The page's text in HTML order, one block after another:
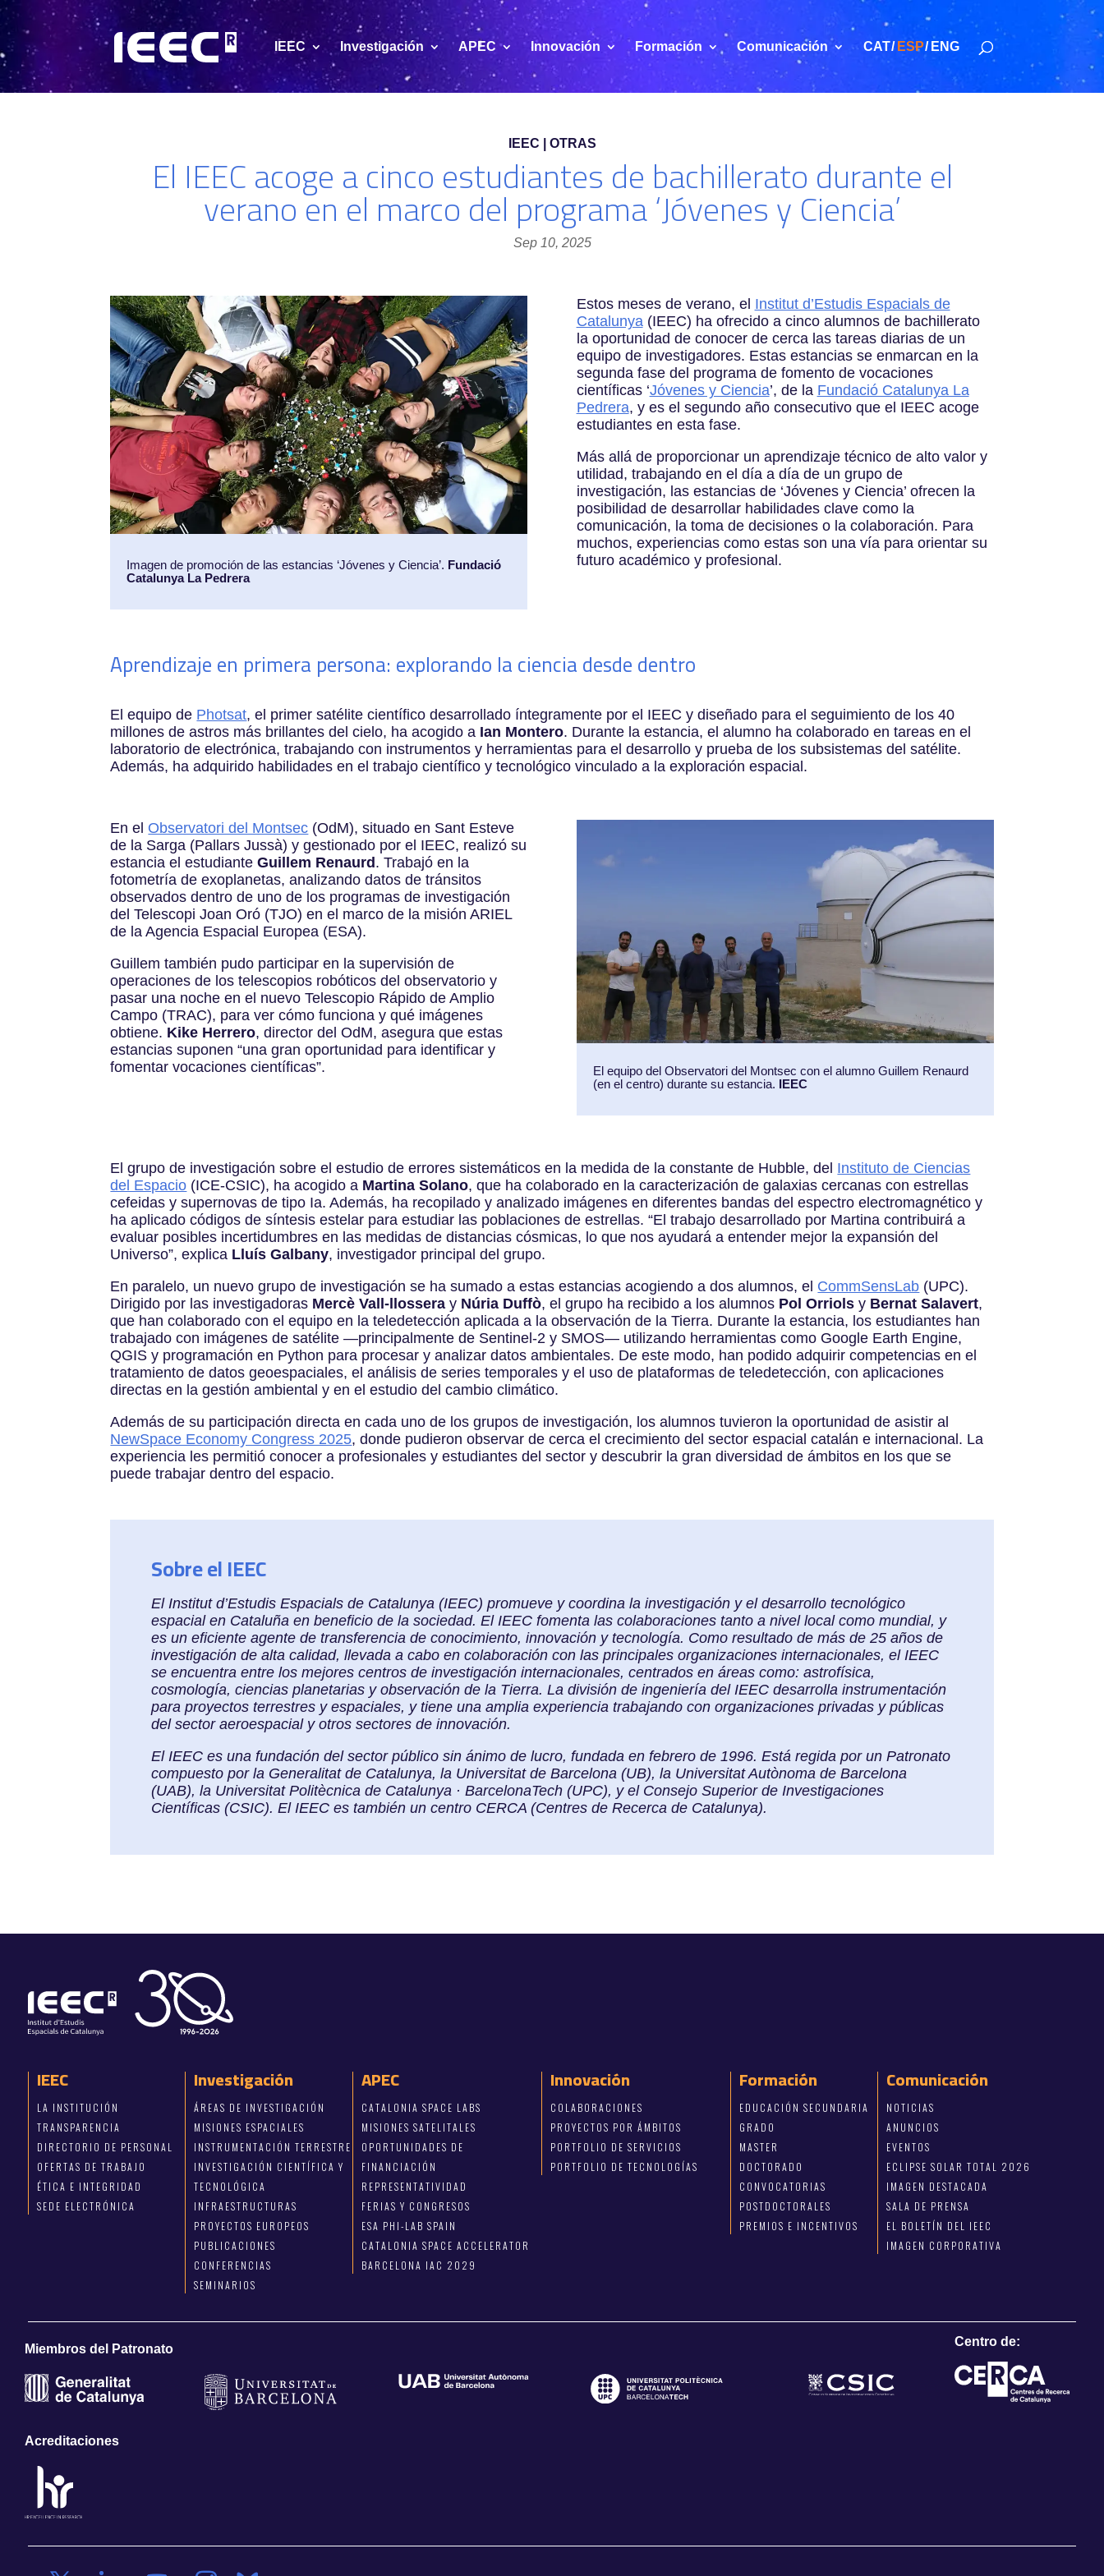
IEEC Investigación APEC Innovación Formación Comunicación CAT ESP ENG
IEEC | OTRAS
El IEEC acoge a cinco estudiantes de bachillerato durante el
verano en el marco del programa ‘Jóvenes y Ciencia’
Sep 10, 2025
Imagen de promoción de las estancias ‘Jóvenes y Ciencia’. Fundació
Catalunya La Pedrera
Estos meses de verano, el Institut d’Estudis Espacials de
Catalunya (IEEC) ha ofrecido a cinco alumnos de bachillerato
la oportunidad de conocer de cerca las tareas diarias de un
equipo de investigadores. Estas estancias se enmarcan en la
segunda fase del programa de fomento de vocaciones
científicas ‘Jóvenes y Ciencia’, de la Fundació Catalunya La
Pedrera, y es el segundo año consecutivo que el IEEC acoge
estudiantes en esta fase.
Más allá de proporcionar un aprendizaje técnico de alto valor y
utilidad, trabajando en el día a día de un grupo de
investigación, las estancias de ‘Jóvenes y Ciencia’ ofrecen la
posibilidad de desarrollar habilidades clave como la
comunicación, la toma de decisiones o la colaboración. Para
muchos, experiencias como estas son una vía para orientar su
futuro académico y profesional.
Aprendizaje en primera persona: explorando la ciencia desde dentro
El equipo de Photsat, el primer satélite científico desarrollado íntegramente por el IEEC y diseñado para el seguimiento de los 40
millones de astros más brillantes del cielo, ha acogido a Ian Montero. Durante la estancia, el alumno ha colaborado en tareas en el
laboratorio de electrónica, trabajando con instrumentos y herramientas para el desarrollo y prueba de los subsistemas del satélite.
Además, ha adquirido habilidades en el trabajo científico y tecnológico vinculado a la exploración espacial.
En el Observatori del Montsec (OdM), situado en Sant Esteve
de la Sarga (Pallars Jussà) y gestionado por el IEEC, realizó su
estancia el estudianteGuillem Renaurd. Trabajó en la
fotometría de exoplanetas, analizando datos de tránsitos
observados dentro de uno de los programas de investigación
del Telescopi Joan Oró (TJO) en el marco de la misión ARIEL
de la Agencia Espacial Europea (ESA).
Guillem también pudo participar en la supervisión de
operaciones de los telescopios robóticos del observatorio y
pasar una noche en el nuevo Telescopio Rápido de Amplio
Campo (TRAC), para ver cómo funciona y qué imágenes
obtiene. Kike Herrero, director del OdM, asegura que estas
estancias suponen “una gran oportunidad para identificar y
fomentar vocaciones científicas”.
El equipo del Observatori del Montsec con el alumno Guillem Renaurd
(en el centro) durante su estancia. IEEC
El grupo de investigación sobre el estudio de errores sistemáticos en la medida de la constante de Hubble, del Instituto de Ciencias
del Espacio (ICE-CSIC), ha acogido a Martina Solano, que ha colaborado en la caracterización de galaxias cercanas con estrellas
cefeidas y supernovas de tipo Ia. Además, ha recopilado y analizado imágenes en diferentes bandas del espectro electromagnético y
ha aplicado códigos de síntesis estelar para estudiar las poblaciones de estrellas. “El trabajo desarrollado por Martina contribuirá a
evaluar posibles incertidumbres en las medidas de distancias cósmicas, lo que nos ayudará a entender mejor la expansión del
Universo”, explica Lluís Galbany, investigador principal del grupo.
En paralelo, un nuevo grupo de investigación se ha sumado a estas estancias acogiendo a dos alumnos, el CommSensLab (UPC).
Dirigido por las investigadoras Mercè Vall-llossera y Núria Duffò, el grupo ha recibido a los alumnos Pol Orriols y Bernat Salavert,
que han colaborado con el equipo en la teledetección aplicada a la observación de la Tierra. Durante la estancia, los estudiantes han
trabajado con imágenes de satélite —principalmente de Sentinel-2 y SMOS— utilizando herramientas como Google Earth Engine,
QGIS y programación en Python para procesar y analizar datos ambientales. De este modo, han podido adquirir competencias en el
tratamiento de datos geoespaciales, el análisis de series temporales y el uso de plataformas de teledetección, con aplicaciones
directas en la gestión ambiental y en el estudio del cambio climático.
Además de su participación directa en cada uno de los grupos de investigación, los alumnos tuvieron la oportunidad de asistir al
NewSpace Economy Congress 2025, donde pudieron observar de cerca el crecimiento del sector espacial catalán e internacional. La
experiencia les permitió conocer a profesionales y estudiantes del sector y descubrir la gran diversidad de ámbitos en los que se
puede trabajar dentro del espacio.
Sobre el IEEC
El Institut d’Estudis Espacials de Catalunya (IEEC) promueve y coordina la investigación y el desarrollo tecnológico
espacial en Cataluña en beneficio de la sociedad. El IEEC fomenta las colaboraciones tanto a nivel local como mundial, y
es un eficiente agente de transferencia de conocimiento, innovación y tecnología. Como resultado de más de 25 años de
investigación de alta calidad, llevada a cabo en colaboración con las principales organizaciones internacionales, el IEEC
se encuentra entre los mejores centros de investigación internacionales, centrados en áreas como: astrofísica,
cosmología, ciencias planetarias y observación de la Tierra. La división de ingeniería del IEEC desarrolla instrumentación
para proyectos terrestres y espaciales, y tiene una amplia experiencia trabajando con organizaciones privadas y públicas
del sector aeroespacial y otros sectores de innovación.
El IEEC es una fundación del sector público sin ánimo de lucro, fundada en febrero de 1996. Está regida por un Patronato
compuesto por la Generalitat de Catalunya, la Universitat de Barcelona (UB), la Universitat Autònoma de Barcelona
(UAB), la Universitat Politècnica de Catalunya · BarcelonaTech (UPC), y el Consejo Superior de Investigaciones
Científicas (CSIC). El IEEC es también un centro CERCA (Centres de Recerca de Catalunya).
IEEC
LA INSTITUCIÓN
TRANSPARENCIA
DIRECTORIO DE PERSONAL
OFERTAS DE TRABAJO
ÉTICA E INTEGRIDAD
SEDE ELECTRÓNICA
Investigación
ÁREAS DE INVESTIGACIÓN
MISIONES ESPACIALES
INSTRUMENTACIÓN TERRESTRE
INVESTIGACIÓN CIENTÍFICA Y
TECNOLÓGICA
INFRAESTRUCTURAS
PROYECTOS EUROPEOS
PUBLICACIONES
CONFERENCIAS
SEMINARIOS
APEC
CATALONIA SPACE LABS
MISIONES SATELITALES
OPORTUNIDADES DE
FINANCIACIÓN
REPRESENTATIVIDAD
FERIAS Y CONGRESOS
ESA PHI-LAB SPAIN
CATALONIA SPACE ACCELERATOR
BARCELONA IAC 2029
Innovación
COLABORACIONES
PROYECTOS POR ÁMBITOS
PORTFOLIO DE SERVICIOS
PORTFOLIO DE TECNOLOGÍAS
Formación
EDUCACIÓN SECUNDARIA
GRADO
MASTER
DOCTORADO
CONVOCATORIAS
POSTDOCTORALES
PREMIOS E INCENTIVOS
Comunicación
NOTICIAS
ANUNCIOS
EVENTOS
ECLIPSE SOLAR TOTAL 2026
IMAGEN DESTACADA
SALA DE PRENSA
EL BOLETÍN DEL IEEC
IMAGEN CORPORATIVA
Miembros del Patronato
Centro de:
Acreditaciones